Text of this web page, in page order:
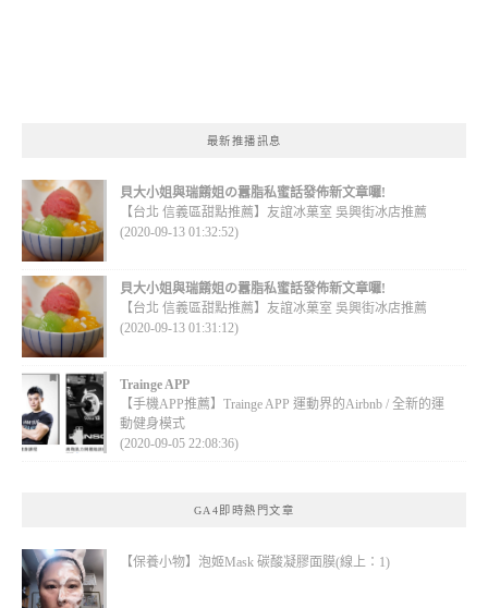
最新推播訊息
貝大小姐與瑞餚姐の囂脂私蜜話發佈新文章囉!
【台北 信義區甜點推薦】友誼冰菓室 吳興街冰店推薦
(2020-09-13 01:32:52)
貝大小姐與瑞餚姐の囂脂私蜜話發佈新文章囉!
【台北 信義區甜點推薦】友誼冰菓室 吳興街冰店推薦
(2020-09-13 01:31:12)
Trainge APP
【手機APP推薦】Trainge APP 運動界的Airbnb / 全新的運
動健身模式
(2020-09-05 22:08:36)
GA4即時熱門文章
【保養小物】泡姬Mask 碳酸凝膠面膜(線上：1)